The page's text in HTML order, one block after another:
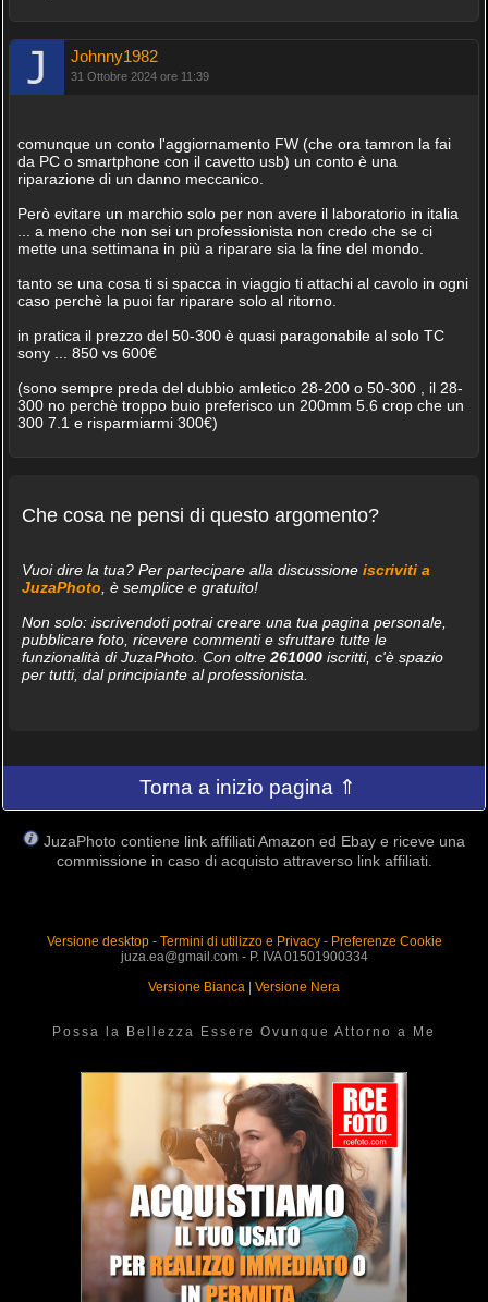
Johnny1982
31 Ottobre 2024 ore 11:39
comunque un conto l'aggiornamento FW (che ora tamron la fai
da PC o smartphone con il cavetto usb) un conto è una
riparazione di un danno meccanico.
Però evitare un marchio solo per non avere il laboratorio in italia
... a meno che non sei un professionista non credo che se ci
mette una settimana in più a riparare sia la fine del mondo.
tanto se una cosa ti si spacca in viaggio ti attachi al cavolo in ogni
caso perchè la puoi far riparare solo al ritorno.
in pratica il prezzo del 50-300 è quasi paragonabile al solo TC
sony ... 850 vs 600€
(sono sempre preda del dubbio amletico 28-200 o 50-300 , il 28-
300 no perchè troppo buio preferisco un 200mm 5.6 crop che un
300 7.1 e risparmiarmi 300€)
Che cosa ne pensi di questo argomento?
Vuoi dire la tua? Per partecipare alla discussione iscriviti a
JuzaPhoto , è semplice e gratuito!
Non solo: iscrivendoti potrai creare una tua pagina personale,
pubblicare foto, ricevere commenti e sfruttare tutte le
funzionalità di JuzaPhoto. Con oltre 261000iscritti, c'è spazio
per tutti, dal principiante al professionista.
Torna a inizio pagina ⇑
JuzaPhoto contiene link affiliati Amazon ed Ebay e riceve una
commissione in caso di acquisto attraverso link affiliati.
Versione desktop- Termini di utilizzo e Privacy- Preferenze Cookie
juza.ea@gmail.com - P. IVA 01501900334
Versione Bianca | Versione Nera
Possa la Bellezza Essere Ovunque Attorno a Me